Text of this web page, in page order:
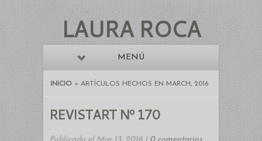
LAURA ROCA
MENÚ
INICIO » ARTÍCULOS HECHOS EN MARCH, 2016
REVISTART Nº 170